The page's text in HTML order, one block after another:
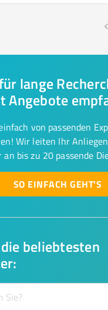
beliebtesten
lange
Angebote
von passenden
Wir leiten Ihr
an bis zu 20 passende
SO EINFACH GEHT'S